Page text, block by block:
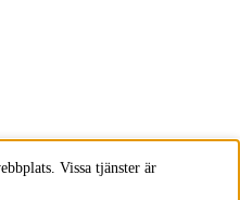
Vissa tjänster är